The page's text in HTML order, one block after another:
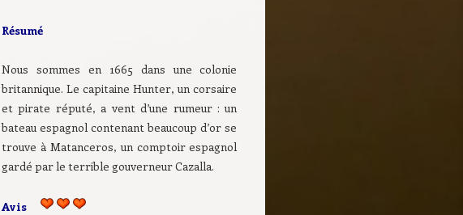
Résumé
Nous sommes en 1665 dans une colonie
britannique. Le capitaine Hunter, un corsaire
et pirate réputé, a vent d’une rumeur : un
bateau espagnol contenant beaucoup d’or se
trouve à Matanceros, un comptoir espagnol
gardé par le terrible gouverneur Cazalla.
Avis